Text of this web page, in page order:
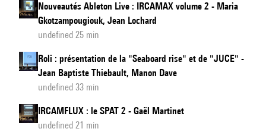
Nouveautés Ableton Live : IRCAMAX volume 2 - Maria
Gkotzampougiouk, Jean Lochard
undefined 25 min
Roli : présentation de la "Seaboard rise" et de "JUCE" -
Jean Baptiste Thiebault, Manon Dave
undefined 33 min
IRCAMFLUX : le SPAT 2 - Gaël Martinet
undefined 21 min